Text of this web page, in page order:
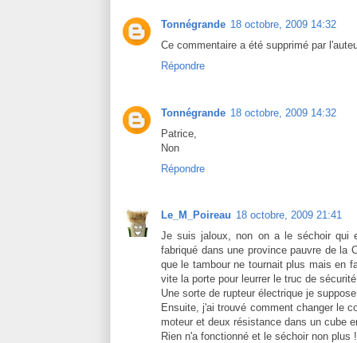
Tonnégrande 18 octobre, 2009 14:32
Ce commentaire a été supprimé par
Répondre
Tonnégrande 18 octobre, 2009 14:32
Patrice,
Non
Répondre
Le_M_Poireau 18 octobre, 2009 21:41
Je suis jaloux, non on a le séchoir qui
fabriqué dans une province pauvre de la
que le tambour ne tournait plus mais en
vite la porte pour leurrer le truc de
Une sorte de rupteur électrique je
Ensuite, j'ai trouvé comment changer le
moteur et deux résistance dans un cube
Rien n'a fonctionné et le séchoir non plus !